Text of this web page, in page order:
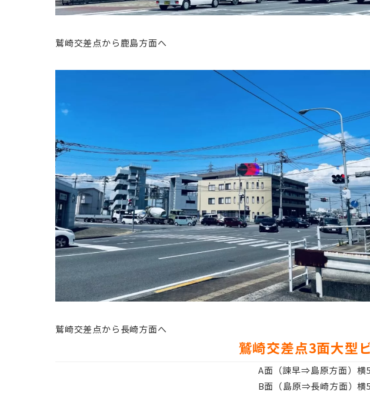
鷲崎交差点から鹿島方面へ
鷲崎交差点から長崎方面へ
鷲崎交差点3面大型
A面（諫早⇒島原方面）横
B面（島原⇒長崎方面）横